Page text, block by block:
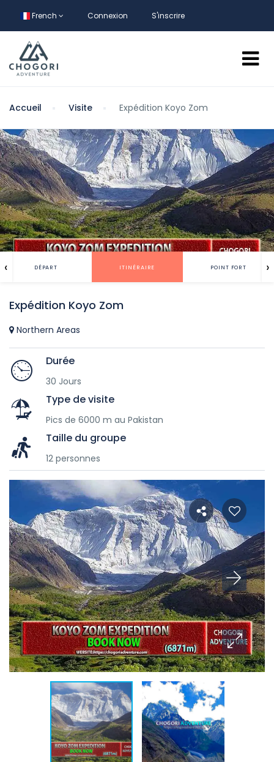
French Connexion S'inscrire
Accueil Visite Expédition Koyo Zom
DÉPART ITINÉRAIRE POINT FORT
‹ ›
Expédition Koyo Zom
Northern Areas
Durée
30 Jours
Type de visite
Pics de 6000 m au Pakistan
Taille du groupe
12 personnes